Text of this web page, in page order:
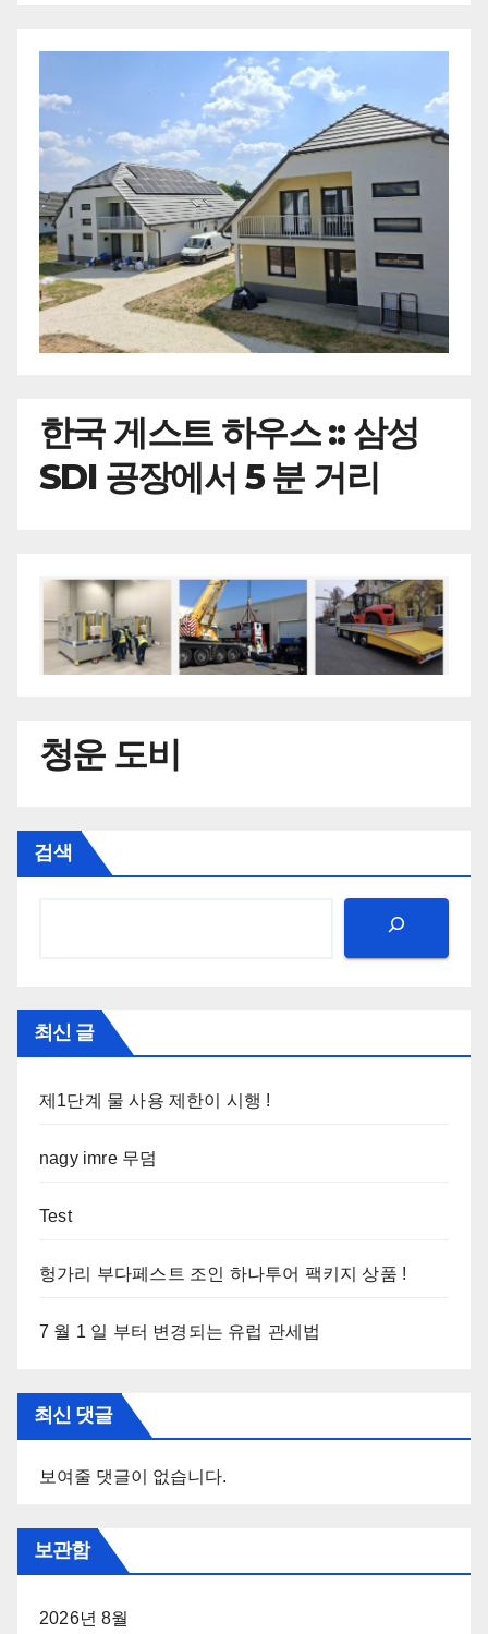
한국 게스트 하우스 :: 삼성
SDI 공장에서 5 분 거리
청운 도비
검색
최신 글
제1단계 물 사용 제한이 시행 !
nagy imre 무덤
Test
헝가리 부다페스트 조인 하나투어 팩키지 상품 !
7 월 1 일 부터 변경되는 유럽 관세법
최신 댓글
보여줄 댓글이 없습니다.
보관함
2026년 8월